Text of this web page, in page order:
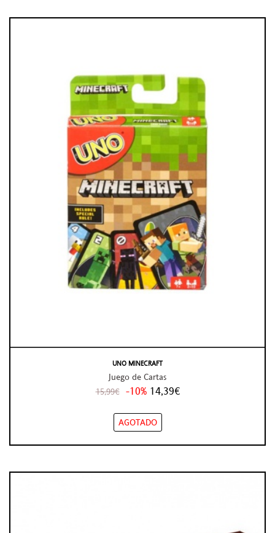
UNO MINECRAFT
Juego de Cartas
15,99€ -10% 14,39€
AGOTADO